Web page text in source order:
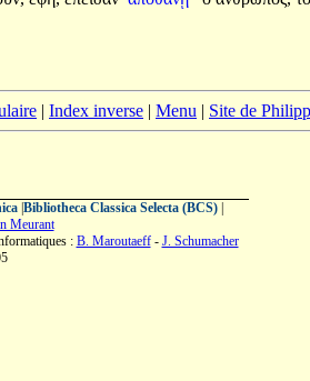
| Index inverse | Menu | Site de
| Bibliotheca Classica Selecta (BCS)|
Meurant
: B. Maroutaeff- J. Schumacher